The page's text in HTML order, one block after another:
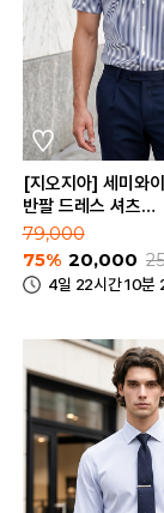
[지오지아] 세미와
반팔 드레스 셔츠
(ABE5WD1201_B)
79,000
75% 20,000
4일 22시간 10분